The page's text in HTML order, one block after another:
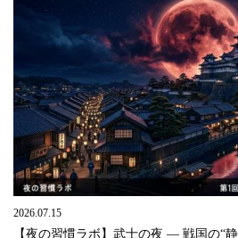
2026.07.15
【夜の習慣ラボ】武士の夜 ― 戦国の“